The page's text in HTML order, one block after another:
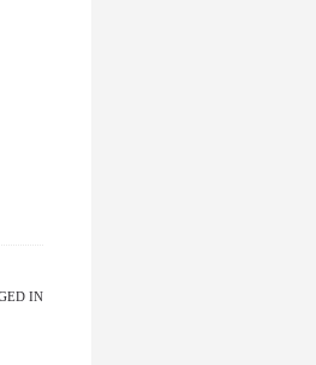
IN